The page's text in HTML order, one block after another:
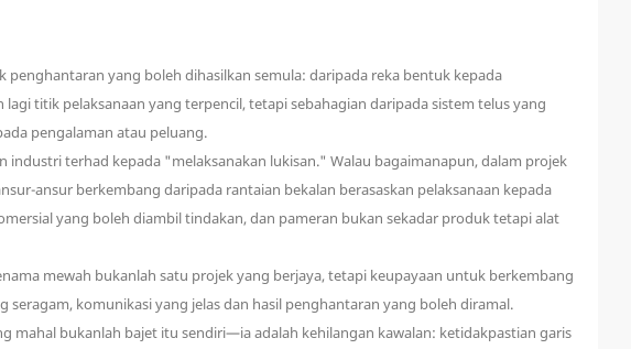
penghantaran yang boleh dihasilkan semula: daripada reka bentuk kepada
titik pelaksanaan yang terpencil, tetapi sebahagian daripada sistem telus yang
pengalaman atau peluang.
industri terhad kepada "melaksanakan lukisan." Walau bagaimanapun, dalam projek
ansur berkembang daripada rantaian bekalan berasaskan pelaksanaan kepada
yang boleh diambil tindakan, dan pameran bukan sekadar produk tetapi alat
mewah bukanlah satu projek yang berjaya, tetapi keupayaan untuk berkembang
komunikasi yang jelas dan hasil penghantaran yang boleh diramal.
mahal bukanlah bajet itu sendiri—ia adalah kehilangan kawalan: ketidakpastian garis